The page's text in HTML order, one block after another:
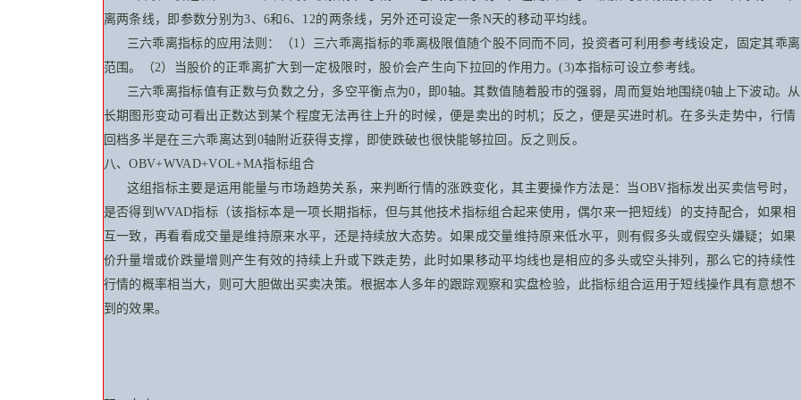
离两条线，即参数分别为3、6和6、12的两条线，另外还可设定一条N天的移动平均线。
三六乖离指标的应用法则：（1）三六乖离指标的乖离极限值随个股不同而不同，投资者可利用参考线设定，固定其乖离
范围。（2）当股价的正乖离扩大到一定极限时，股价会产生向下拉回的作用力。(3)本指标可设立参考线。
三六乖离指标值有正数与负数之分，多空平衡点为0，即0轴。其数值随着股市的强弱，周而复始地围绕0轴上下波动。从
长期图形变动可看出正数达到某个程度无法再往上升的时候，便是卖出的时机；反之，便是买进时机。在多头走势中，行情
回档多半是在三六乖离达到0轴附近获得支撑，即使跌破也很快能够拉回。反之则反。
八、OBV+WVAD+VOL+MA指标组合
这组指标主要是运用能量与市场趋势关系，来判断行情的涨跌变化，其主要操作方法是：当OBV指标发出买卖信号时，
是否得到WVAD指标（该指标本是一项长期指标，但与其他技术指标组合起来使用，偶尔来一把短线）的支持配合，如果相
互一致，再看看成交量是维持原来水平，还是持续放大态势。如果成交量维持原来低水平，则有假多头或假空头嫌疑；如果
价升量增或价跌量增则产生有效的持续上升或下跌走势，此时如果移动平均线也是相应的多头或空头排列，那么它的持续性
行情的概率相当大，则可大胆做出买卖决策。根据本人多年的跟踪观察和实盘检验，此指标组合运用于短线操作具有意想不
到的效果。